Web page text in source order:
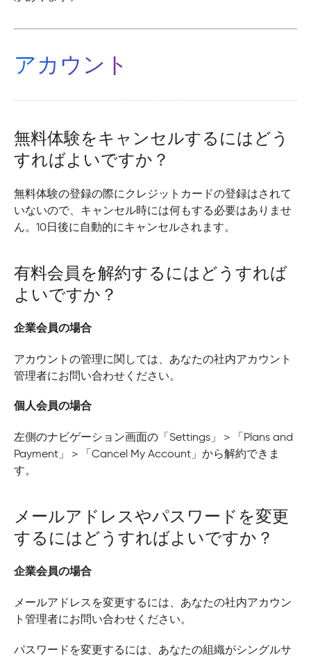
アカウント
無料体験をキャンセルするにはどう
すればよいですか？
無料体験の登録の際にクレジットカードの登録はされて
いないので、キャンセル時には何もする必要はありませ
ん。10日後に自動的にキャンセルされます。
有料会員を解約するにはどうすれば
よいですか？
企業会員の場合
アカウントの管理に関しては、あなたの社内アカウント
管理者にお問い合わせください。
個人会員の場合
左側のナビゲーション画面の「Settings」＞「Plans and
Payment」＞「Cancel My Account」から解約できま
す。
メールアドレスやパスワードを変更
するにはどうすればよいですか？
企業会員の場合
メールアドレスを変更するには、あなたの社内アカウン
ト管理者にお問い合わせください。
パスワードを変更するには、あなたの組織がシングルサ